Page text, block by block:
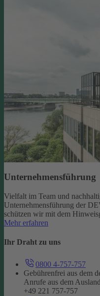
Unternehmensführung
Vielfalt im Team und
Unternehmensführung der
schützen wir mit dem
Mehr erfahren
Ihr Draht zu uns
0800 4-757-757
Gebührenfrei aus dem
Anrufe aus dem
+49 221 757-757